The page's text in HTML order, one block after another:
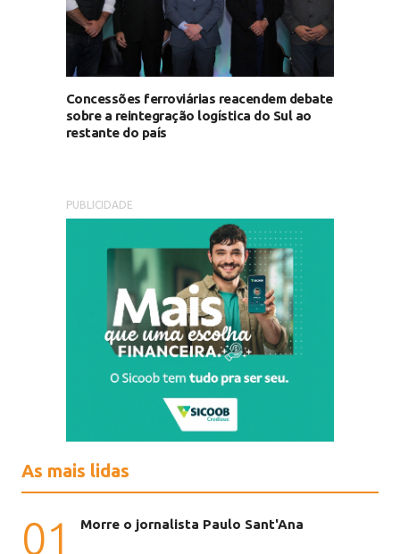
Concessões ferroviárias reacendem debate
sobre a reintegração logística do Sul ao
restante do país
PUBLICIDADE
As mais lidas
01 Morre o jornalista Paulo Sant'Ana